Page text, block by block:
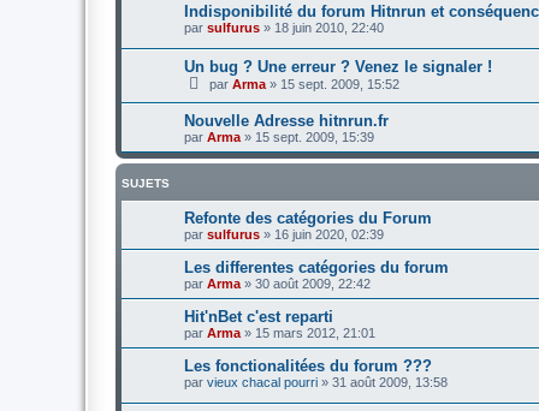
Indisponibilité du forum Hitnrun et
par sulfurus » 18 juin 2010, 22:40
Un bug ? Une erreur ? Venez le signaler !
par Arma » 15 sept. 2009, 15:52
Nouvelle Adresse hitnrun.fr
par Arma» 15 sept. 2009, 15:39
SUJETS
Refonte des catégories du Forum
par sulfurus » 16 juin 2020, 02:39
Les differentes catégories du forum
par Arma» 30 août 2009, 22:42
Hit'nBet c'est reparti
par Arma» 15 mars 2012, 21:01
Les fonctionalitées du forum ???
par vieux chacal pourri » 31 août 2009, 13:58